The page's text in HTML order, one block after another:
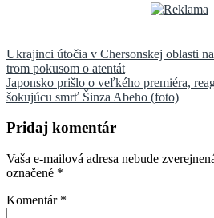
Navigácia
v
článku
Ukrajinci útočia v Chersonskej oblasti
trom pokusom o atentát
Japonsko prišlo o veľkého premiéra,
šokujúcu smrť Šinza Abeho (foto)
Pridaj komentár
Vaša e-mailová adresa nebude
označené *
Komentár *